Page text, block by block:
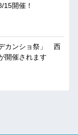
15開催！
カンショ祭」 西
開催されます